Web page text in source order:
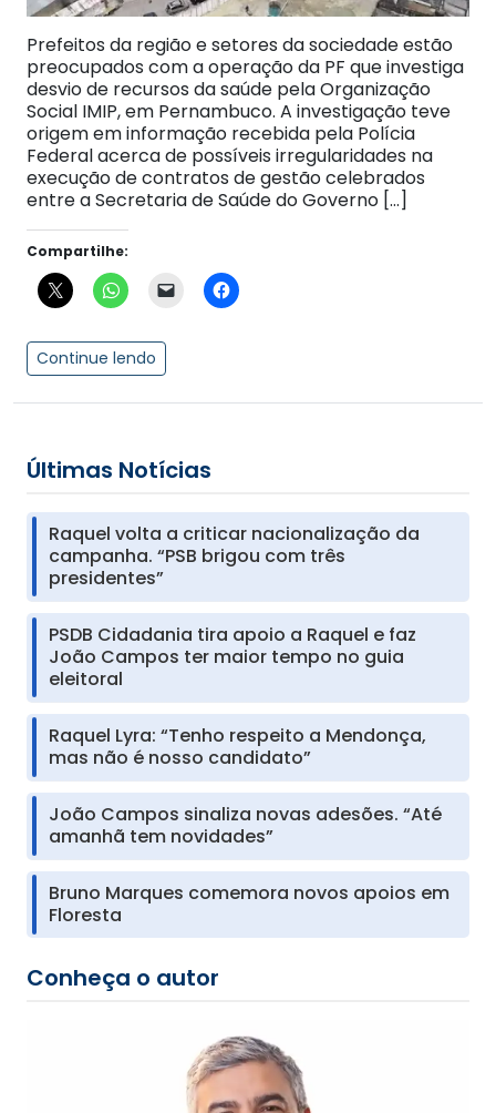
Prefeitos da região e setores da sociedade estão
preocupados com a operação da PF que investiga
desvio de recursos da saúde pela Organização
Social IMIP, em Pernambuco. A investigação teve
origem em informação recebida pela Polícia
Federal acerca de possíveis irregularidades na
execução de contratos de gestão celebrados
entre a Secretaria de Saúde do Governo […]
Compartilhe:
Continue lendo
Últimas Notícias
Raquel volta a criticar nacionalização da
campanha. “PSB brigou com três
presidentes”
PSDB Cidadania tira apoio a Raquel e faz
João Campos ter maior tempo no guia
eleitoral
Raquel Lyra: “Tenho respeito a Mendonça,
mas não é nosso candidato”
João Campos sinaliza novas adesões. “Até
amanhã tem novidades”
Bruno Marques comemora novos apoios em
Floresta
Conheça o autor